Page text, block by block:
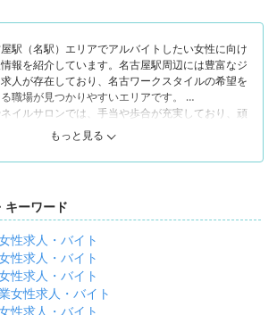
買い物を楽しむ人々やビジネスマン、OLなどが
カフェや飲食店、映画館や家電量販店など幅広い
口よりも賑やかな印象があります。
する名古屋駅周辺なら「たくさんの人が行き交う
客様との出会いを楽しみたい」「おしゃれで洗練
バイトしたい」「交通利便性のいい場所で気軽に
では、名古屋駅付近でアルバイトを探す女性に向
駅（名駅）エリアでアルバイトしたい女性に向け
報を紹介しています。名古屋駅周辺には豊富なジ
人が存在しており、名古ワークスタイルの希望を
職場が見つかりやすいエリアです。
イルサロンでは、手当や歩合が充実しており、頑
る環境が整っています。研修制度やサポート体制
りなので、ハイレベルなスキルを磨きつつ効率的
可能です。シフトの自由度が高く、子育て中のマ
でアルバイトを始めたい女性は、飲食店やカフェ
がおすすめです。未経験からでも一流の接客スキ
る職場が多いので、キャリアアップや就活にも役
面では、おいしい料理やスイーツをお得に食べら
補助」があるのが嬉しいですよね。
エリアには理想を実現できるアルバイト求人がた
誰にとってもメリットとなる福利厚生や待遇を用
もっと見る
キーワード
性求人・バイト
性求人・バイト
性求人・バイト
女性求人・バイト
性求人・バイト